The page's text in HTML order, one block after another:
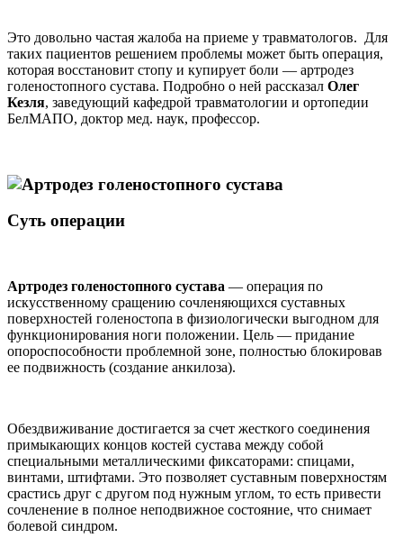
Это довольно частая жалоба на приеме у травматологов. Для
таких пациентов решением проблемы может быть операция,
которая восстановит стопу и купирует боли — артродез
голеностопного сустава. Подробно о ней рассказал Олег
Кезля, заведующий кафедрой травматологии и ортопедии
БелМАПО, доктор мед. наук, профессор.
Суть операции
Артродез голеностопного сустава — операция по
искусственному сращению сочленяющихся суставных
поверхностей голеностопа в физиологически выгодном для
функционирования ноги положении. Цель — придание
опороспособности проблемной зоне, полностью блокировав
ее подвижность (создание анкилоза).
Обездвиживание достигается за счет жесткого соединения
примыкающих концов костей сустава между собой
специальными металлическими фиксаторами: спицами,
винтами, штифтами. Это позволяет суставным поверхностям
срастись друг с другом под нужным углом, то есть привести
сочленение в полное неподвижное состояние, что снимает
болевой синдром.